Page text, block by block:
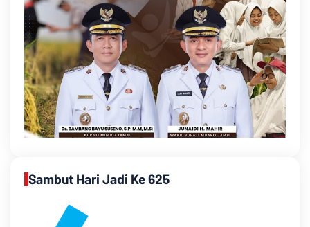
Sambut Hari Jadi Ke 625